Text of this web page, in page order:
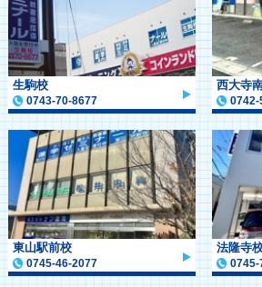
生駒校
0743-70-8677
西大寺
0742-
東山駅前校
0745-46-2077
法隆寺
0745-